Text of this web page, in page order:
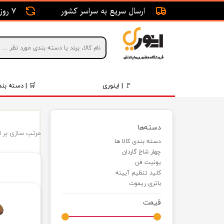
🚩 | اینوری 🛒 | دسته
موتور
روغن
ارسال سریع به سراسر کشور 7 روز ضمانت بازگشت
دسته‌ها
دسته بندی کالا ها
چهار شاخ گاردان
یونیت فن
کلید تنظیم آیینه
باتری ریموت
قیمت
مرتب سازی